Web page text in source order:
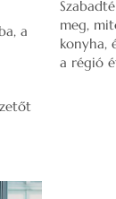
a
meg,
konyha,
a régió